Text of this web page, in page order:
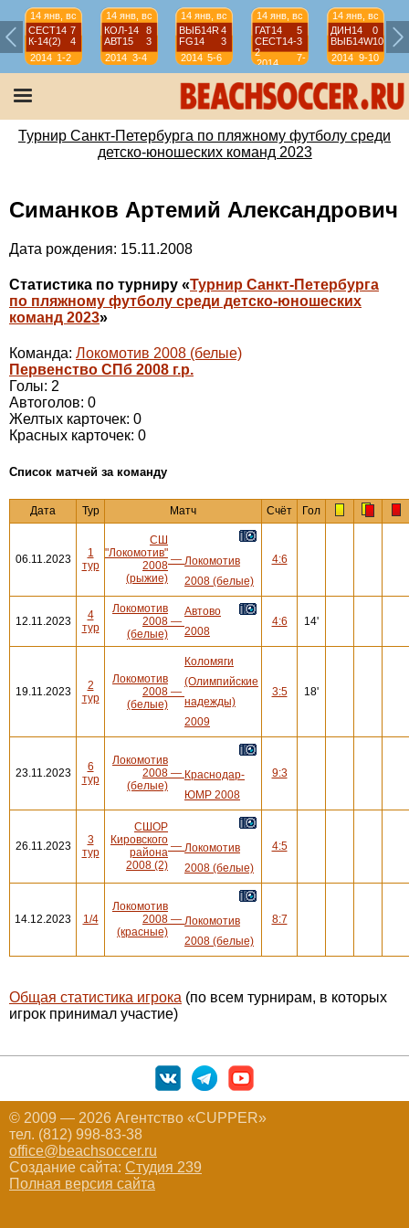
14 янв, вс
СЕСТ14 7
К-14(2)
4
2014 1-2
14 янв, вс
КОЛ-14
8
АВТ15
3
2014 3-4
14 янв, вс
ВЫБ14R 4
FG14
3
2014 5-6
14 янв, вс
ГАТ14
5
СЕСТ14-
2
3
2014
7-
8
14 янв, вс
ДИН14
0
ВЫБ14W10
2014 9-10
Турнир Санкт-Петербурга по пляжному футболу среди
детско-юношеских команд 2023
Симанков Артемий Александрович
Дата рождения: 15.11.2008
Статистика по турниру «Турнир Санкт-Петербурга
по пляжному футболу среди детско-юношеских
команд 2023»
Команда: Локомотив 2008 (белые)
Первенство СПб 2008 г.р.
Голы: 2
Автоголов: 0
Желтых карточек: 0
Красных карточек: 0
Cписок матчей за команду
Дата Тур Матч Счёт Гол
06.11.2023
1
тур
СШ
"Локомотив"
2008
(рыжие)
— Локомотив
2008 (белые)
4:6
12.11.2023
4
тур
Локомотив
2008
(белые)
—
Автово
2008
4:6 14'
19.11.2023
2
тур
Локомотив
2008
(белые)
—
Коломяги
(Олимпийские
надежды)
2009
3:5 18'
23.11.2023
6
тур
Локомотив
2008
(белые)
— Краснодар-
ЮМР 2008
9:3
26.11.2023
3
тур
СШОР
Кировского
района
2008 (2)
— Локомотив
2008 (белые)
4:5
14.12.2023 1/4
Локомотив
2008
(красные)
— Локомотив
2008 (белые)
8:7
Общая статистика игрока (по всем турнирам, в которых
игрок принимал участие)
© 2009 — 2026 Агентство «CUPPER»
тел. (812) 998-83-38
office@beachsoccer.ru
Создание сайта: Студия 239
Полная версия сайта